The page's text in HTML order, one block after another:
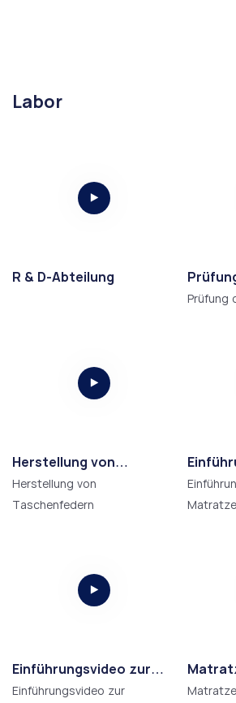
Labor
R & D-Abteilung
Prüfung
Herstellung von
Taschenfedern
Herstellung von
Taschenfedern
Matratze
Einführungsvideo zur
Matratze
Einführungsvideo zur